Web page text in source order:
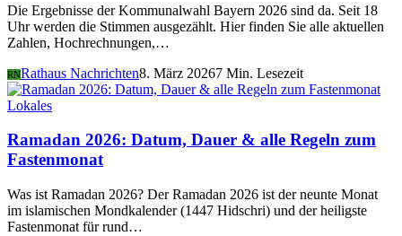
Die Ergebnisse der Kommunalwahl Bayern 2026 sind da. Seit 18
Uhr werden die Stimmen ausgezählt. Hier finden Sie alle aktuellen
Zahlen, Hochrechnungen,…
RNRathaus Nachrichten8. März 20267 Min. Lesezeit
Lokales
Ramadan 2026: Datum, Dauer & alle Regeln zum
Fastenmonat
Was ist Ramadan 2026? Der Ramadan 2026 ist der neunte Monat
im islamischen Mondkalender (1447 Hidschri) und der heiligste
Fastenmonat für rund…